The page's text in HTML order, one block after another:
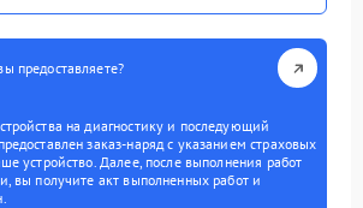
предоставляете?
на диагностику и последующий
заказ-наряд с указанием страховых
устройство. Далее, после выполнения работ
вы получите акт выполненных работ и